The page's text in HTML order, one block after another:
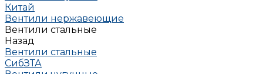
Китай
Вентили нержавеющие
Вентили стальные
Назад
Вентили стальные
СибЗТА